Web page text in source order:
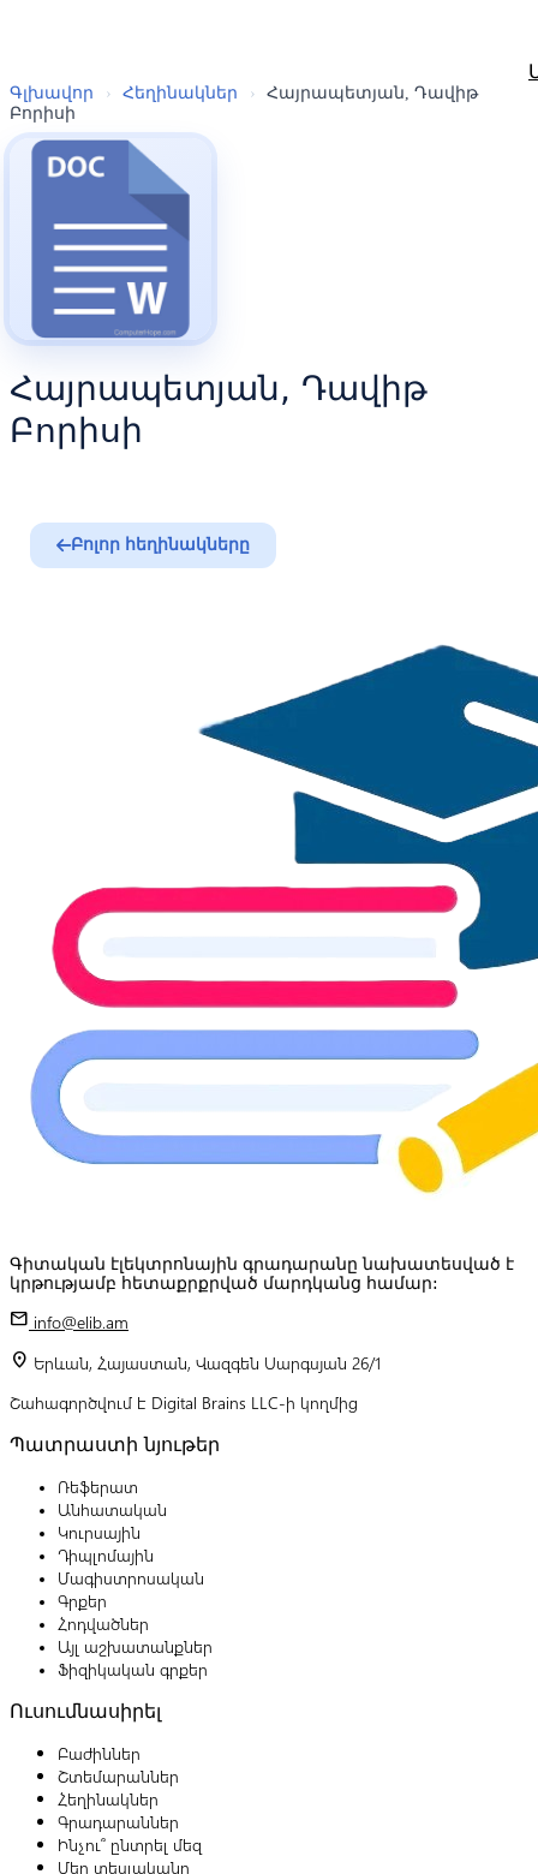
Գլխավոր › Հեղինակներ ›
Հայրապետյան, Դավիթ
Բորիսի
Հայրապետյան, Դավիթ
Բորիսի
Բոլոր հեղինակները
Գիտական էլեկտրոնային գրադարանը նախատեսված է
կրթությամբ հետաքրքրված մարդկանց համար:
mail info@elib.am
location_on Երևան, Հայաստան, Վազգեն Սարգսյան 26/1
Շահագործվում է Digital Brains LLC-ի կողմից
Պատրաստի նյութեր
Ռեֆերատ
Անհատական
Կուրսային
Դիպլոմային
Մագիստրոսական
Գրքեր
Հոդվածներ
Այլ աշխատանքներ
Ֆիզիկական գրքեր
Ուսումնասիրել
Բաժիններ
Շտեմարաններ
Հեղինակներ
Գրադարաններ
Ինչու՞ ընտրել մեզ
Մեր տեսլականը